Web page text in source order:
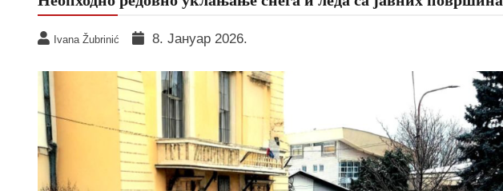
Ivana Žubrinić 8. Јануар 2026.